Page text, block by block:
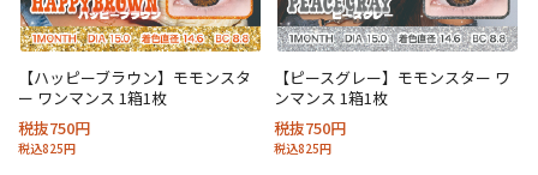
【ハッピーブラウン】モモンスタ
ー ワンマンス 1箱1枚
税抜750円
税込825円
【ピースグレー】モモンスター ワ
ンマンス 1箱1枚
税抜750円
税込825円